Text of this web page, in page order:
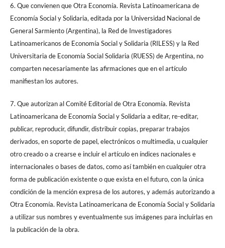
6. Que convienen que Otra Economía. Revista Latinoamericana de
Economía Social y Solidaria, editada por la Universidad Nacional de
General Sarmiento (Argentina), la Red de Investigadores
Latinoamericanos de Economía Social y Solidaria (RILESS) y la Red
Universitaria de Economía Social Solidaria (RUESS) de Argentina, no
comparten necesariamente las afirmaciones que en el artículo
manifiestan los autores.
7. Que autorizan al Comité Editorial de Otra Economía. Revista
Latinoamericana de Economía Social y Solidaria a editar, re-editar,
publicar, reproducir, difundir, distribuir copias, preparar trabajos
derivados, en soporte de papel, electrónicos o multimedia, u cualquier
otro creado o a crearse e incluir el artículo en índices nacionales e
internacionales o bases de datos, como así también en cualquier otra
forma de publicación existente o que exista en el futuro, con la única
condición de la mención expresa de los autores, y además autorizando a
Otra Economía. Revista Latinoamericana de Economía Social y Solidaria
a utilizar sus nombres y eventualmente sus imágenes para incluirlas en
la publicación de la obra.